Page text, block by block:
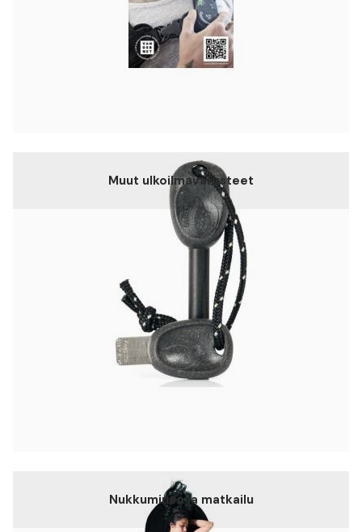
Muut ulkoilmavarusteet
Nukkuminen ja matkailu